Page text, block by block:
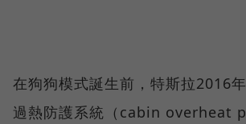
在狗狗模式誕生前，特斯拉2016
過熱防護系統（cabin overheat